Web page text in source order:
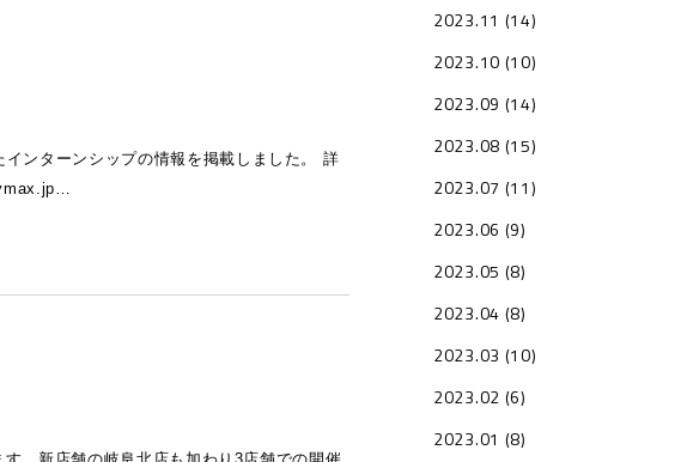
ンターンシップの情報を掲載しました。 詳
2023.11 (14)
2023.10 (10)
2023.09 (14)
2023.08 (15)
2023.07 (11)
2023.06 (9)
2023.05 (8)
2023.04 (8)
2023.03 (10)
2023.02 (6)
2023.01 (8)